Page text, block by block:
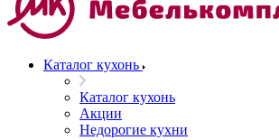
Каталог кухонь
Каталог кухонь
Акции
Недорогие кухни